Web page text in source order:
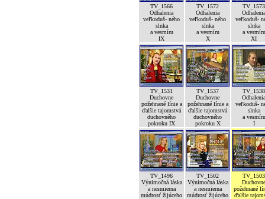
TV_1566
Odhalenia
veľkoduš- ného
slnka
a vesmíru
IX
TV_1572
Odhalenia
veľkoduš- ného
slnka
a vesmíru
X
TV_1573
Odhalenia
veľkoduš-
slnka
a vesmíru
XI
TV_1531
Duchovne
požehnané línie a
ďalšie tajomstvá
duchovného
pokroku IX
TV_1537
Duchovne
požehnané línie a
ďalšie tajomstvá
duchovného
pokroku X
TV_1538
Odhalenia
veľkoduš-
slnka
a vesmíru
I
TV_1496
Výnimočná láska
a nesmierna
múdrosť žijúceho
TV_1502
Výnimočná láska
a nesmierna
múdrosť žijúceho
TV_1503
Duchovne
požehnané
ďalšie